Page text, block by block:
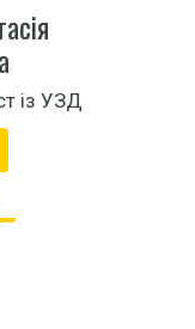
із УЗД